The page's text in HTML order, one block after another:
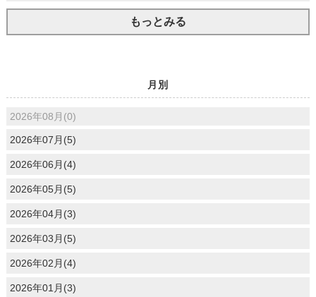
もっとみる
月別
2026年08月(0)
2026年07月(5)
2026年06月(4)
2026年05月(5)
2026年04月(3)
2026年03月(5)
2026年02月(4)
2026年01月(3)